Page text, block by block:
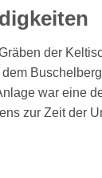
der
war eine
zur Zeit der